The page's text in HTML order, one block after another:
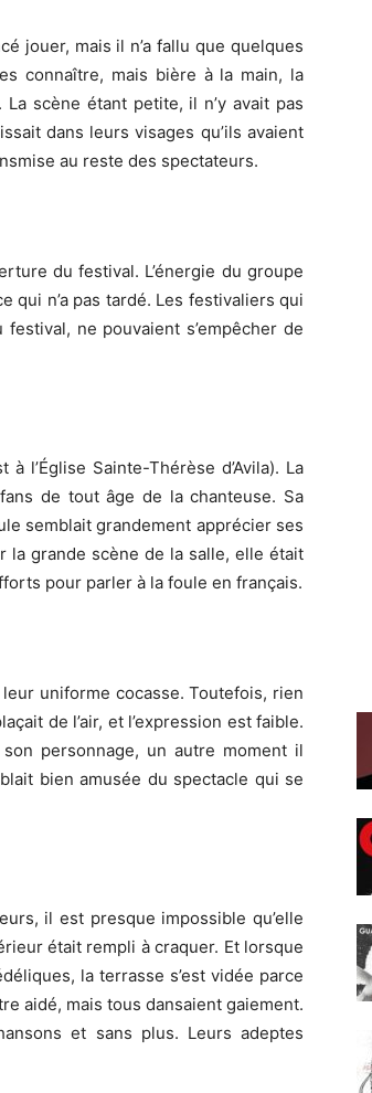
jouer, mais il n’a fallu que quelques
connaître, mais bière à la main, la
scène étant petite, il n’y avait pas
dans leurs visages qu’ils avaient
au reste des spectateurs.
du festival. L’énergie du groupe
qui n’a pas tardé. Les festivaliers qui
ne pouvaient s’empêcher de
l’Église Sainte-Thérèse d’Avila). La
de tout âge de la chanteuse. Sa
semblait grandement apprécier ses
la grande scène de la salle, elle était
pour parler à la foule en français.
uniforme cocasse. Toutefois, rien
de l’air, et l’expression est faible.
personnage, un autre moment il
bien amusée du spectacle qui se
il est presque impossible qu’elle
était rempli à craquer. Et lorsque
la terrasse s’est vidée parce
aidé, mais tous dansaient gaiement.
et sans plus. Leurs adeptes